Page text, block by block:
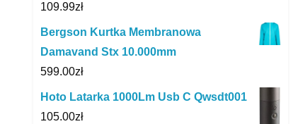
109.99zł
Bergson Kurtka Membranowa
Damavand Stx 10.000mm
599.00zł
Hoto Latarka 1000Lm Usb C Qwsdt001
105.00zł